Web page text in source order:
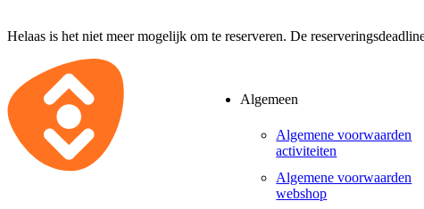
Helaas is het niet meer mogelijk om te reserveren. De
Algemeen
Algemene voorwaarden
activiteiten
Algemene voorwaarden
webshop